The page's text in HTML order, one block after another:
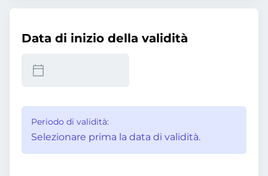
Data di inizio della validità
Periodo di validità:
Selezionare prima la data di validità.